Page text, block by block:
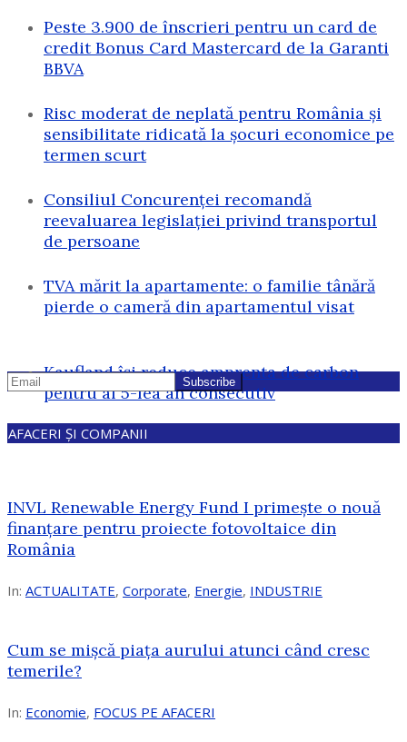
Peste 3.900 de înscrieri pentru un card de
credit Bonus Card Mastercard de la Garanti
BBVA
Risc moderat de neplată pentru România și
sensibilitate ridicată la șocuri economice pe
termen scurt
Consiliul Concurenței recomandă
reevaluarea legislației privind transportul
de persoane
TVA mărit la apartamente: o familie tânără
pierde o cameră din apartamentul visat
Kaufland își reduce amprenta de carbon
pentru al 5-lea an consecutiv
AFACERI ȘI COMPANII
INVL Renewable Energy Fund I primește o nouă
finanțare pentru proiecte fotovoltaice din
România
In: ACTUALITATE, Corporate, Energie, INDUSTRIE
Cum se mișcă piața aurului atunci când cresc
temerile?
In: Economie, FOCUS PE AFACERI